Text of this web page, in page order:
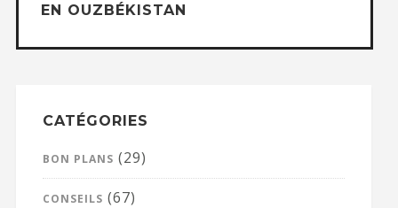
EN OUZBÉKISTAN
CATÉGORIES
BON PLANS (29)
CONSEILS (67)